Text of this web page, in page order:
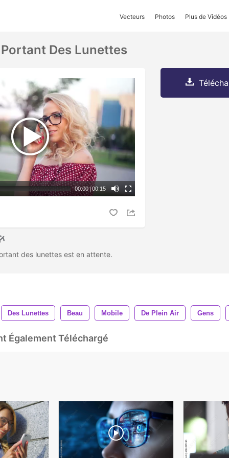
Vecteurs Photos Plus de Vidéos
Des Lunettes
00:00| 00:15
des lunettes est en attente.
Des Lunettes Beau Mobile De Plein Air Gens
Également Téléchargé